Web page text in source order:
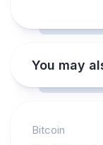
You may
Bitcoin